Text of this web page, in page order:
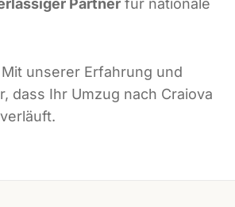
Partner für nationale
Mit unserer Erfahrung und
dass Ihr Umzug nach Craiova